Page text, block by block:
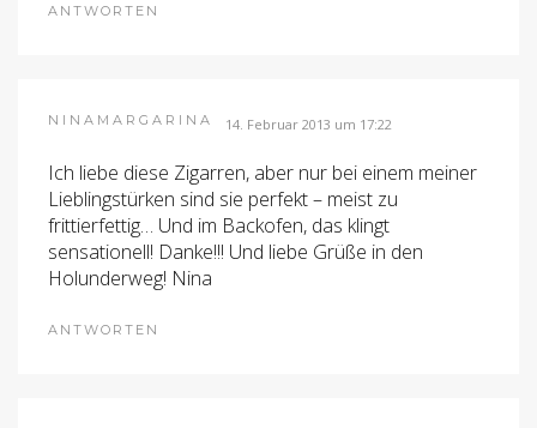
ANTWORTEN
NINAMARGARINA 14. Februar 2013 um 17:22
Ich liebe diese Zigarren, aber nur bei einem meiner
Lieblingstürken sind sie perfekt – meist zu
frittierfettig… Und im Backofen, das klingt
sensationell! Danke!!! Und liebe Grüße in den
Holunderweg! Nina
ANTWORTEN